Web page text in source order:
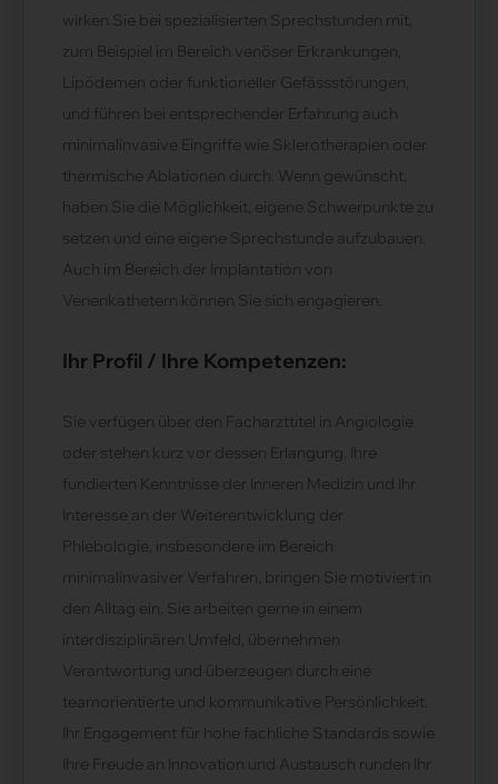
wirken Sie bei spezialisierten Sprechstunden mit,
zum Beispiel im Bereich venöser Erkrankungen,
Lipödemen oder funktioneller Gefässstörungen,
und führen bei entsprechender Erfahrung auch
minimalinvasive Eingriffe wie Sklerotherapien oder
thermische Ablationen durch. Wenn gewünscht,
haben Sie die Möglichkeit, eigene Schwerpunkte zu
setzen und eine eigene Sprechstunde aufzubauen.
Auch im Bereich der Implantation von
Venenkathetern können Sie sich engagieren.
Ihr Profil / Ihre Kompetenzen:
Sie verfügen über den Facharzttitel in Angiologie
oder stehen kurz vor dessen Erlangung. Ihre
fundierten Kenntnisse der Inneren Medizin und Ihr
Interesse an der Weiterentwicklung der
Phlebologie, insbesondere im Bereich
minimalinvasiver Verfahren, bringen Sie motiviert in
den Alltag ein. Sie arbeiten gerne in einem
interdisziplinären Umfeld, übernehmen
Verantwortung und überzeugen durch eine
teamorientierte und kommunikative Persönlichkeit.
Ihr Engagement für hohe fachliche Standards sowie
Ihre Freude an Innovation und Austausch runden Ihr